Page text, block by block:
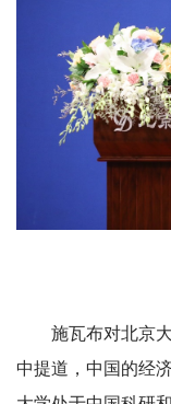
施瓦布对北京
中提道，中国的经